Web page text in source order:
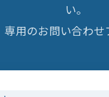
い。
用のお問い合わせ